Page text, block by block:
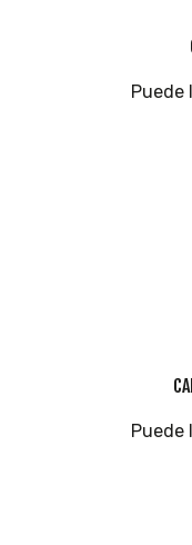
Puede
Puede